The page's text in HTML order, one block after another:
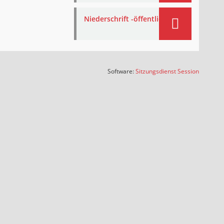
Niederschrift -öffentlich-
Software:SitzungsdienstSession(Wird in